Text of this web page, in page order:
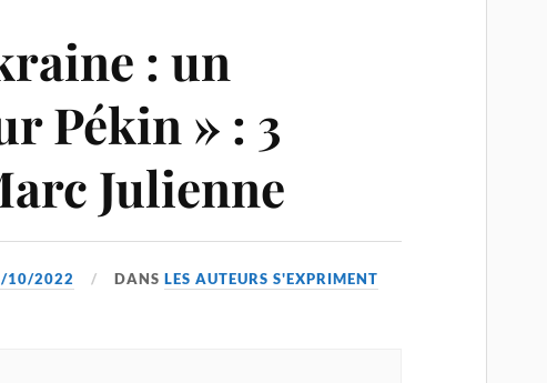
: un
Pékin » : 3
Julienne
10/2022 DANSLES AUTEURS S'EXPRIMENT